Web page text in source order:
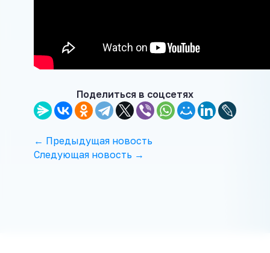
Поделиться в соцсетях
← Предыдущая новость
Следующая новость →